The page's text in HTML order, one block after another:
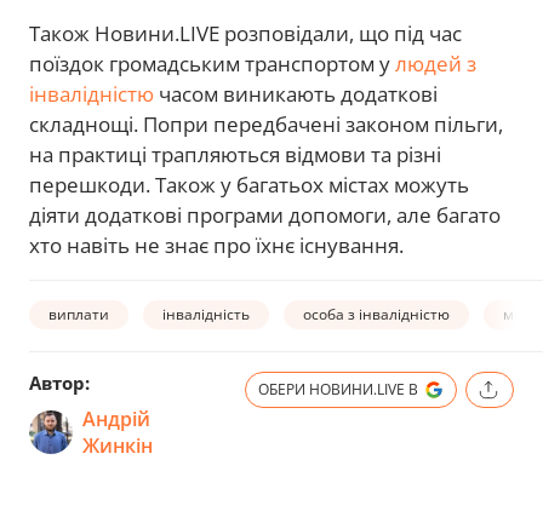
Також Новини.LIVE розповідали, що під час
поїздок громадським транспортом улюдей з
інвалідністю часом виникають додаткові
складнощі. Попри передбачені законом пільги,
на практиці трапляються відмови та різні
перешкоди. Також у багатьох містах можуть
діяти додаткові програми допомоги, але багато
хто навіть не знає про їхнє існування.
виплати інвалідність особа з інвалідністю
Автор:
Андрій
Жинкін
ОБЕРИ НОВИНИ.LIVE В